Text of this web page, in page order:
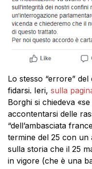
Lo stesso “errore”
fidarsi. Ieri, sulla
Borghi si chiedeva
accontentarsi delle
“dell’ambasciata
termine del 25 con un
sulla storia che il 25
in vigore (che è una